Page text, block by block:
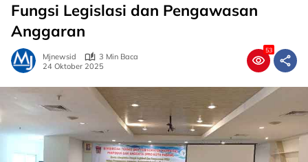
Fungsi Legislasi dan Pengawasan
Anggaran
Mjnewsid
3 Min Baca
24 Oktober 2025
53